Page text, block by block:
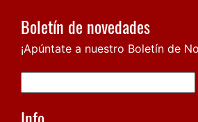
Boletín de novedades
¡Apúntate a nuestro Boletín de